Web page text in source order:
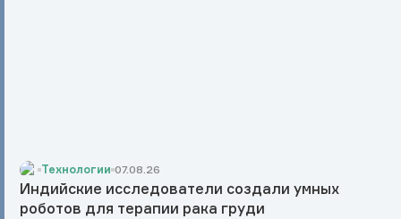
Технологии 07.08.26
Индийские исследователи создали умных
роботов для терапии рака груди